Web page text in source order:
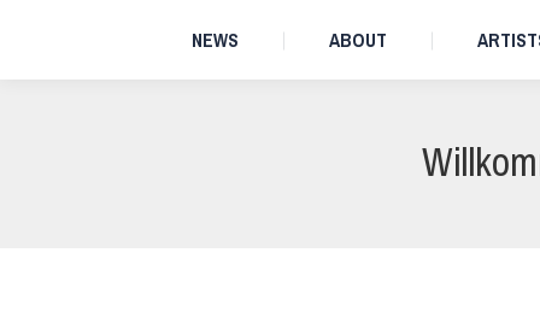
NEWS ABOUT